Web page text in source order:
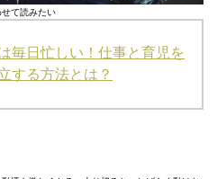
て読みたい
毎日忙しい！仕事と育児を
する方法とは？